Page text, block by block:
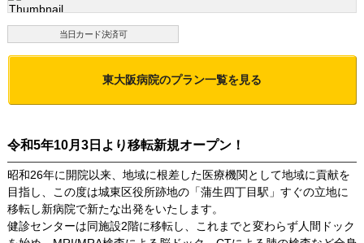
当日カード決済可
東大阪病院のプラン一覧を見る
令和5年10月3日より移転新規オープン！
昭和26年に開院以来、地域に根差した医療機関として地域に貢献を
目指し、この度は城東区役所跡地の「蒲生四丁目駅」すぐの立地に
移転し新病院で新たな出発をいたします。
健診センターは同施設2階に移転し、これまでと変わらず人間ドック